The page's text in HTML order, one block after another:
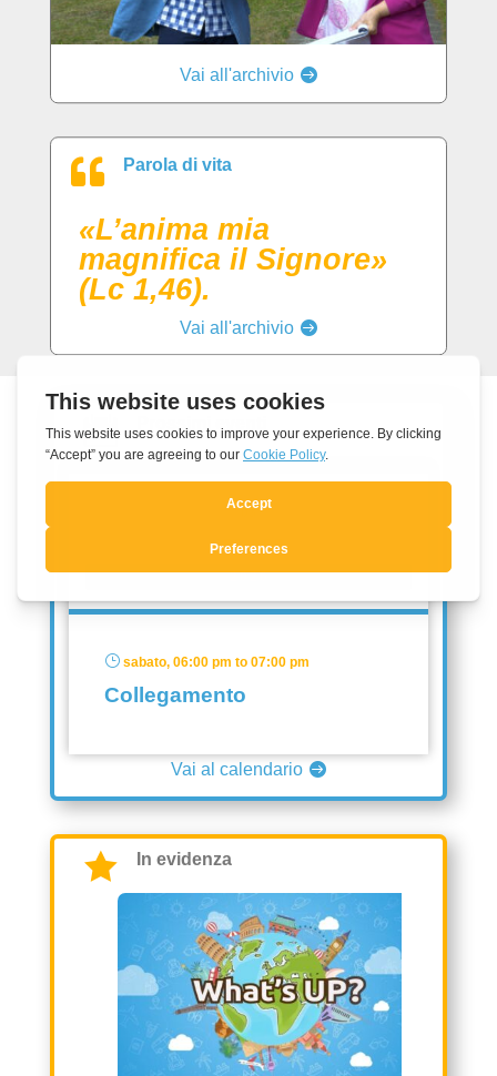
Vai all'archivio
 Parola di vita
«L’anima mia
magnifica il Signore»
(Lc 1,46).
Vai all'archivio

03
OTTOBRE
2026
} sabato, 06:00 pm to 07:00 pm
Collegamento
Vai al calendario
 In evidenza